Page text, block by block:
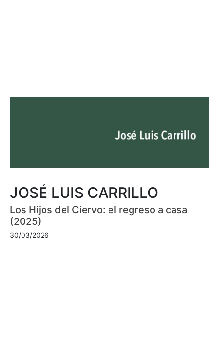
JOSÉ LUIS CARRILLO
Los Hijos del Ciervo: el regreso a casa
(2025)
30/03/2026